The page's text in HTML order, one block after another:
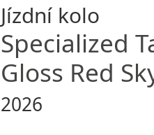
Jízdní kolo
Specialized
Gloss Red
2026